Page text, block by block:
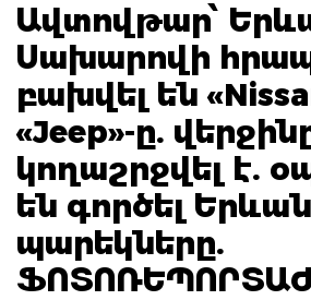
Ավտովթար՝
Սախարովի
բախվել են
«Jeep»-ը.
կողաշրջվել է.
են գործել
պարեկները.